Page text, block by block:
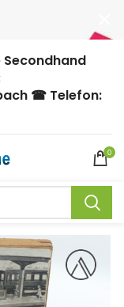
Secondhand
☎ Telefon:
0